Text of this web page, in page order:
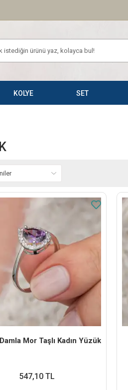
KOLYE SET
Mor Taşlı Kadın Yüzük
547,10 TL